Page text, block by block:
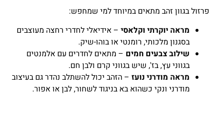
פרזול בגוון זהב מתאים במיוחד למי שמחפש:
מראה יוקרתי וקלאסי– אידיאלי לחדרי רחצה מעוצבים
בסגנון מלכותי, רומנטי או בוהו-שיק.
שילוב צבעים חמים– מתאים לחדרים עם אלמנטים
בגווני עץ, בז', שיש בגווני קרם ולבן חם.
מראה מודרני נועז– הזהב יכול להשתלב נהדר גם בעיצוב
מודרני ונקי כשהוא בא בניגוד לשחור, לבן או אפור.